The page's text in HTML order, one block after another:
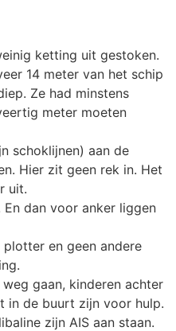
ketting uit gestoken.
14 meter van het schip
Ze had minstens
meter moeten
schoklijnen) aan de
Hier zit geen rek in. Het
uit.
dan voor anker liggen
en geen andere
gaan, kinderen achter
in de buurt zijn voor hulp.
zijn AIS aan staan.